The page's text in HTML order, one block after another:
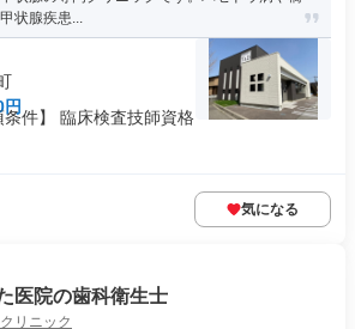
状腺疾患...
件】 臨床検査技師資格
気になる
医院の歯科衛生士
リニック